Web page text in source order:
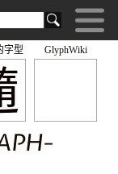
GlyphWiki
字型